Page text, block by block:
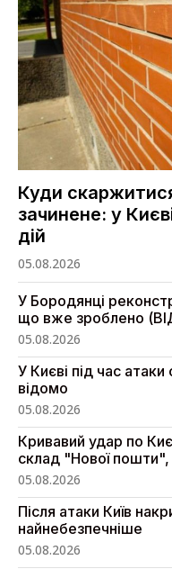
Куди
зачинене: у
дій
05.08.2026
У Бородянці
що вже зроблено
05.08.2026
У Києві під час
відомо
05.08.2026
Кривавий удар по
склад "Нової пошти",
05.08.2026
Після атаки Київ
найнебезпечніше
05.08.2026